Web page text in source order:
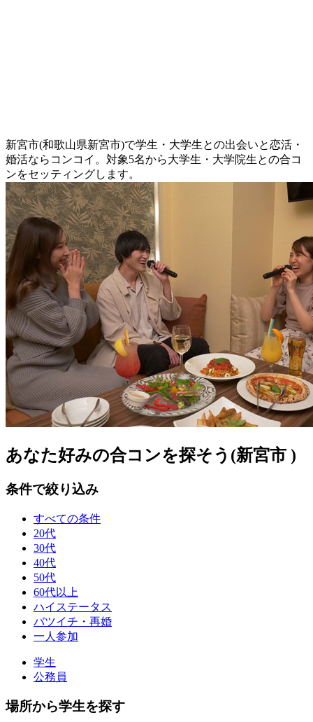
新宮市(和歌山県新宮市)で学生・大学生との出会いと恋活・
婚活ならコンコイ。対象5名から大学生・大学院生との合コ
ンをセッティングします。
あなた好みの合コンを探そう(新宮市 )
条件で絞り込み
すべての条件
20代
30代
40代
50代
60代以上
ハイステータス
バツイチ・再婚
一人参加
学生
公務員
場所から学生を探す